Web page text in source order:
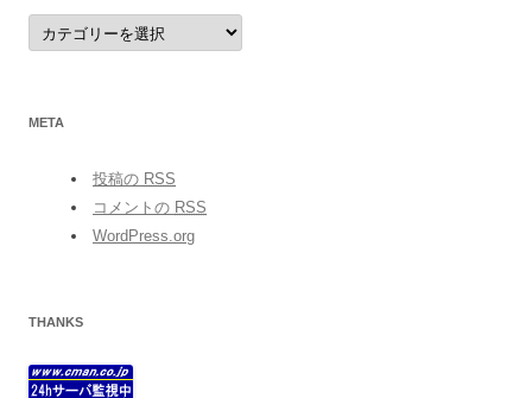
category
META
投稿の RSS
コメントの RSS
WordPress.org
THANKS